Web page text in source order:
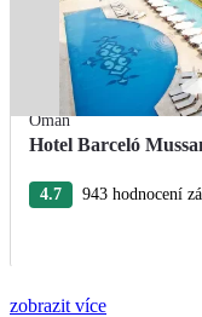
Omán
Hotel Barceló
4.7
943 hodnocení
zobrazit více